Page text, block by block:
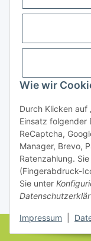
Wie wir
Durch Klicken auf
Einsatz folgender
ReCaptcha,
Manager, Brevo,
Ratenzahlung.
(Fingerabdruck-
Sie unter
Impressum
Rechtliches
* Alle Preise inkl.